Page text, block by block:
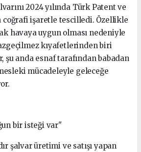
2024 yılında Türk Patent ve
coğrafi işaretle tescilledi. Özellikle
havaya uygun olması nedeniyle
kıyafetlerinden biri
şu anda esnaf tarafından babadan
mücadeleyle geleceğe
bir isteği var"
şalvar üretimi ve satışı yapan